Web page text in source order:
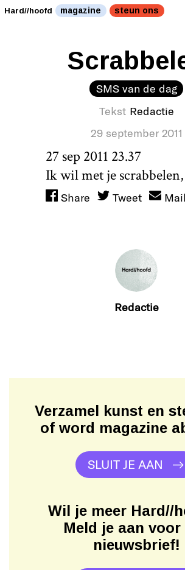
Hard//hoofd magazine steun ons
SMS van de dag
Tekst Redactie
29 september 2011
27 sep 2011 23.37
Ik wil met je
Share Tweet Mail
Redactie
Verzamel kunst en
of word magazine
SLUIT JE AAN
Wil je meer Hard//
Meld je aan voor
nieuwsbrief!